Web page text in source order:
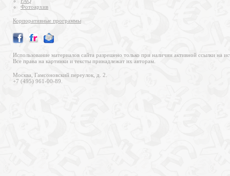
Фотоархив
Корпоративные программы
Использование материалов сайта разрешено только при наличии активной ссылки на
Все права на картинки и тексты принадлежат их авторам.
Москва, Гамсоновский переулок, д. 2.
+7 (495) 961-00-89.